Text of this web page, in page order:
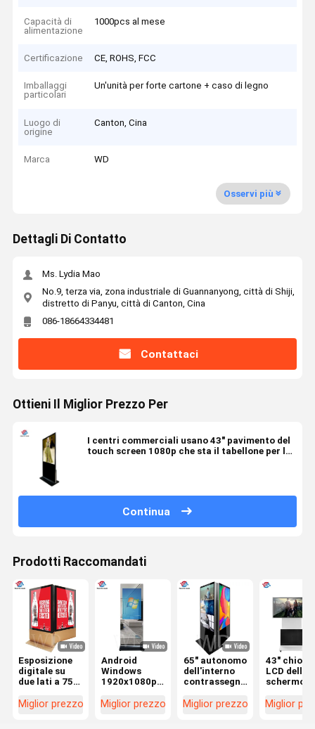
Capacità di
alimentazione
1000pcs al mese
Certificazione CE, ROHS, FCC
Imballaggi
particolari
Un'unità per forte cartone + caso di legno
Luogo di
origine
Canton, Cina
Marca WD
Osservi più
Dettagli Di Contatto
Ms. Lydia Mao
No.9, terza via, zona industriale di Guannanyong, città di Shiji,
distretto di Panyu, città di Canton, Cina
086-18664334481
Contattaci
Ottieni Il Miglior Prezzo Per
I centri commerciali usano 43" pavimento del
touch screen 1080p che sta il tabellone per le
Continua
Prodotti Raccomandati
Esposizione
digitale su
due lati a 75
chiosco per il
Miglior prezzo
Android
Windows
1920x1080p
contrassegno
Miglior prezzo
65" autonomo
dell'interno
contrassegno
parteggiato
Miglior prezzo
43"
LCD dello
schermo
verticale
Miglior